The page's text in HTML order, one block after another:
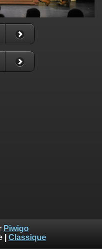
Piwigo
Classique